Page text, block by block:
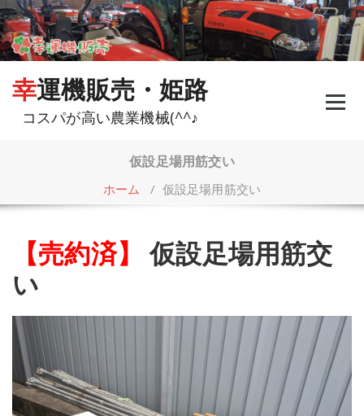
コ
ン
テ
ン
幸運機販売・姫路
コスパが高い農業機械(^^♪
仮設足場用筋交い
ホーム / 仮設足場用筋交い
【売約済】
仮設足場用筋交
い